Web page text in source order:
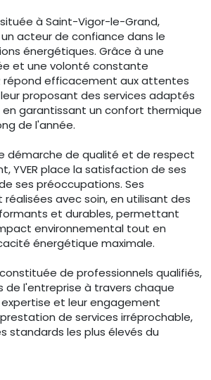
située à Saint-Vigor-le-Grand,
acteur de confiance dans le
énergétiques. Grâce à une
et une volonté constante
répond efficacement aux attentes
proposant des services adaptés
en garantissant un confort thermique
de l'année.
démarche de qualité et de respect
YVER place la satisfaction de ses
ses préoccupations. Ses
avec soin, en utilisant des
et durables, permettant
environnemental tout en
énergétique maximale.
constituée de professionnels qualifiés,
de l'entreprise à travers chaque
et leur engagement
de services irréprochable,
standards les plus élevés du